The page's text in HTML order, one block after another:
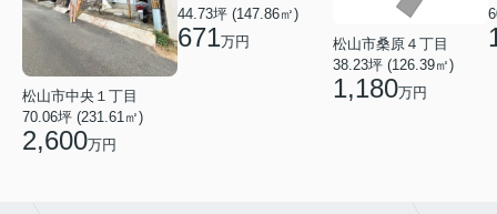
松山市中央１丁目
70.06坪 (231.61㎡)
2,600万円
44.73坪 (147.86㎡)
671万円
松山市桑原４丁目
38.23坪 (126.39㎡)
1,180万円